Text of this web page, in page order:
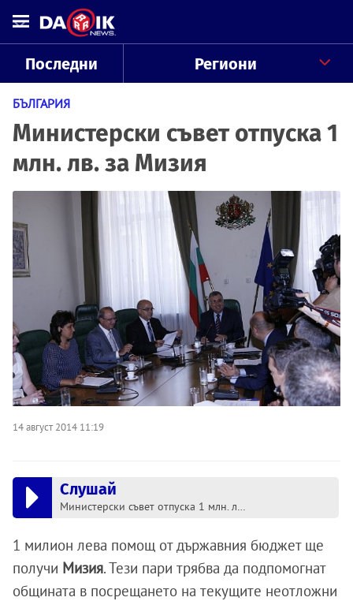
Последни Региони
БЪЛГАРИЯ
Министерски съвет отпуска 1
млн. лв. за Мизия
14 август 2014 11:19
Слушай
Министерски съвет отпуска 1 млн. лв. за Мизия
1 милион лева помощ от държавния бюджет ще
получи Мизия. Тези пари трябва да подпомогнат
общината в посрещането на текущите неотложни